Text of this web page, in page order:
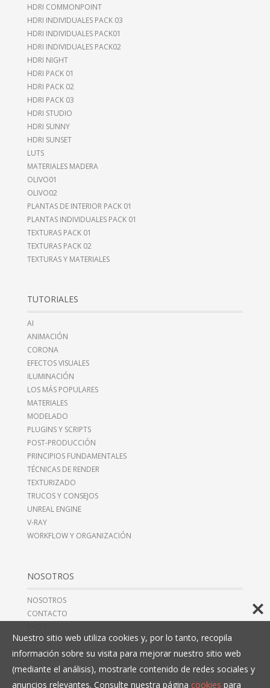
HDRI COMMONPOINT
HDRI INDIVIDUALES PACK 03
HDRI INDIVIDUALES PACK01
HDRI INDIVIDUALES PACK02
HDRI NIGHT
HDRI PACK 01
HDRI PACK 02
HDRI PACK 03
HDRI STUDIO
HDRI SUNNY
HDRI SUNSET
LUTS
MATERIALES MADERA
OLIVO01
OLIVO02
PLANTAS DE INTERIOR PACK 01
PLANTAS INDIVIDUALES PACK 01
TEXTURAS PACK 01
TEXTURAS PACK 02
TEXTURAS Y MATERIALES
TUTORIALES
AI
ANIMACIÓN
CORONA
EFECTOS VISUALES
ILUMINACIÓN
LOS MÁS POPULARES
MATERIALES
MODELADO
PLUGINS Y SCRIPTS
POST-PRODUCCIÓN
PRINCIPIOS FUNDAMENTALES
TÉCNICAS DE RENDER
TEXTURIZADO
TRUCOS Y CONSEJOS
UNREAL ENGINE
V-RAY
WORKFLOW Y ORGANIZACIÓN
NOSOTROS
NOSOTROS
CONTACTO
AVISO LEGAL
TÉRMINOS Y CONDICIONES
Nuestro sitio web utiliza cookies y, por lo tanto, recopila
información sobre su visita para mejorar nuestro sitio web
(mediante el análisis), mostrarle contenido de redes sociales y
anuncios relevantes. Consulte nuestra página cookies para